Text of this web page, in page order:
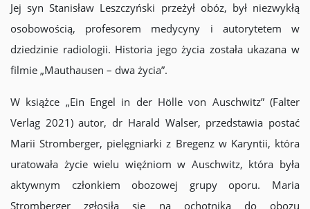
Jej syn Stanisław Leszczyński przeżył obóz, był niezwykłą
osobowością, profesorem medycyny i autorytetem w
dziedzinie radiologii. Historia jego życia została ukazana w
filmie „Mauthausen – dwa życia”.
W książce „Ein Engel in der Hölle von Auschwitz” (Falter
Verlag 2021) autor, dr Harald Walser, przedstawia postać
Marii Stromberger, pielęgniarki z Bregenz w Karyntii, która
uratowała życie wielu więźniom w Auschwitz, która była
aktywnym członkiem obozowej grupy oporu. Maria
Stromberger zgłosiła się na ochotnika do obozu